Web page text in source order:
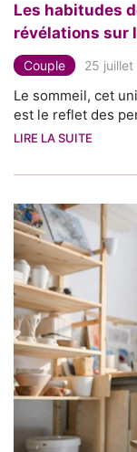
Les habitudes
révélations sur
Couple 25 juillet
Le sommeil, cet
est le reflet des
LIRE LA SUITE